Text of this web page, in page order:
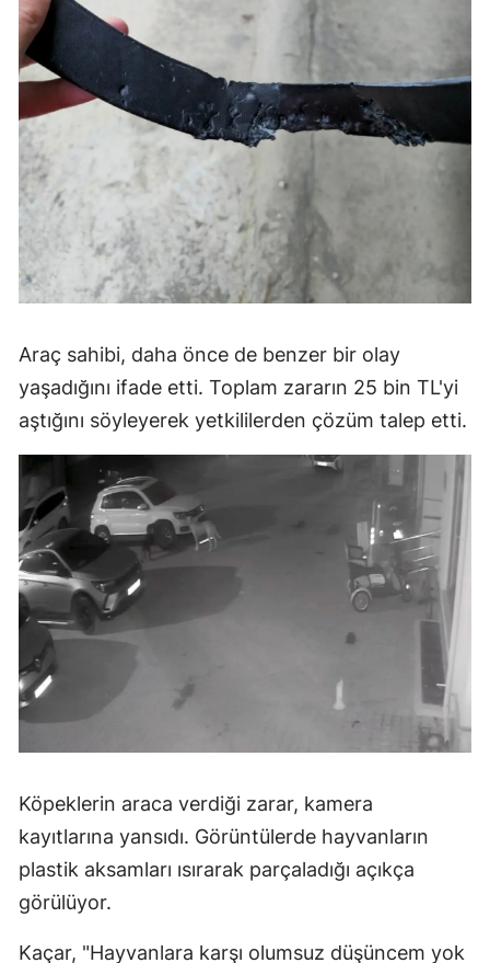
Araç sahibi, daha önce de benzer bir olay
yaşadığını ifade etti. Toplam zararın 25 bin TL'yi
aştığını söyleyerek yetkililerden çözüm talep etti.
Köpeklerin araca verdiği zarar, kamera
kayıtlarına yansıdı. Görüntülerde hayvanların
plastik aksamları ısırarak parçaladığı açıkça
görülüyor.
Kaçar, "Hayvanlara karşı olumsuz düşüncem yok